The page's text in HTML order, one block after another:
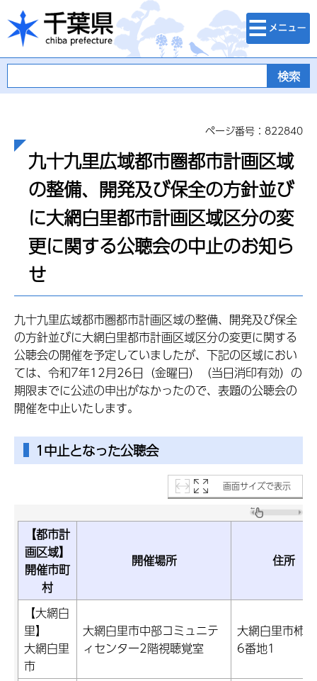
千葉県
検索・メニュ
ー
ページ番号：822840
九十九里広域都市圏都市計画区域
の整備、開発及び保全の方針並び
に大網白里都市計画区域区分の変
更に関する公聴会の中止のお知ら
せ
九十九里広域都市圏都市計画区域の整備、開発及び保全
の方針並びに大網白里都市計画区域区分の変更に関する
公聴会の開催を予定していましたが、下記の区域におい
ては、令和7年12月26日（金曜日）（当日消印有効）の
期限までに公述の申出がなかったので、表題の公聴会の
開催を中止いたします。
1中止となった公聴会
画面サイズで表示
【都市計
画区域】
開催市町
村
開催場所 住所
【大網白
里】
大網白里
市
大網白里市中部コミュニテ
ィセンター2階視聴覚室
大網白里市柿
6番地1